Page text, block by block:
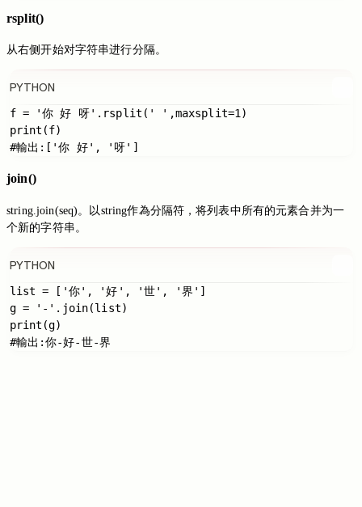
rsplit()
从右侧开始对字符串进行分隔。
PYTHON
f = '你 好 呀'.rsplit(' ',maxsplit=1)
print(f)
join()
string.join(seq)。以string作為分隔符，将列表中所有的元素合并为一
个新的字符串。
PYTHON
list = ['你', '好', '世', '界']
g = '-'.join(list)
print(g)